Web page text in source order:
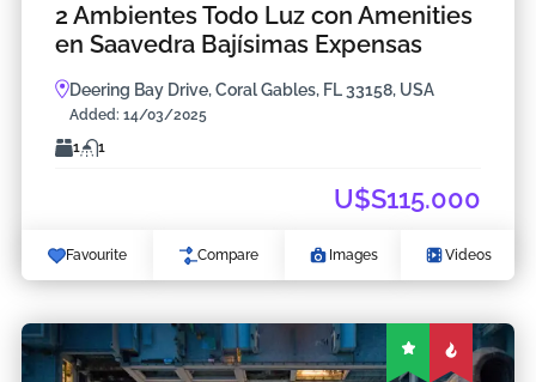
2 Ambientes Todo Luz con Amenities
en Saavedra Bajísimas Expensas
Deering Bay Drive, Coral Gables, FL 33158, USA
Added: 14/03/2025
1
1
U$S115.000
Favourite Compare Images Videos